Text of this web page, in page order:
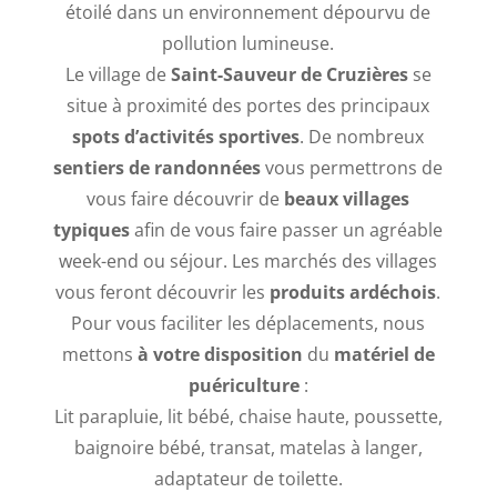
étoilé dans un environnement dépourvu de
pollution lumineuse.
Le village deSaint-Sauveur de Cruzièresse
situe à proximité des portes des principaux
spots d’activités sportives. De nombreux
sentiers de randonnéesvous permettrons de
vous faire découvrir de beaux villages
typiquesafin de vous faire passer un agréable
week-end ou séjour. Les marchés des villages
vous feront découvrir les produits ardéchois.
Pour vous faciliter les déplacements, nous
mettons à votre disposition du matériel de
puériculture:
Lit parapluie, lit bébé, chaise haute, poussette,
baignoire bébé, transat, matelas à langer,
adaptateur de toilette.